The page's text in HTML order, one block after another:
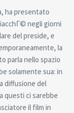
ha presentato
negli giorni
del preside, e
la
parla nello spazio
solamente sua: in
diffusione del
questi ci sarebbe
il film in